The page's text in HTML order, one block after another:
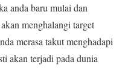
anda baru mulai dan
menghalangi target
merasa takut menghadapi
akan terjadi pada dunia